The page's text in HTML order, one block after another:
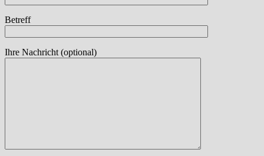
Betreff
Bitte lasse dieses Feld leer.
Ihre Nachricht (optional)